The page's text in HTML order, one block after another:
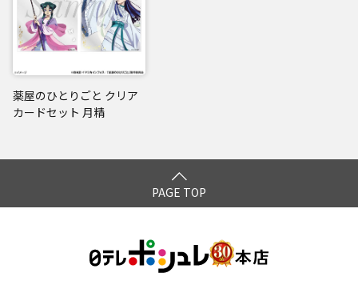
薬屋のひとりごと クリア
カードセット 月精
PAGE TOP